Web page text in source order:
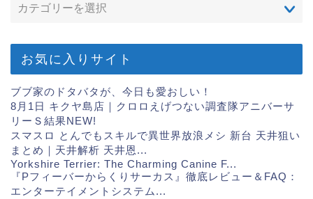
お気に入りサイト
ブブ家のドタバタが、今日も愛おしい！
8月1日 キクヤ島店｜クロロえげつない調査隊アニバーサ
リーＳ結果NEW!
スマスロ とんでもスキルで異世界放浪メシ 新台 天井狙い
まとめ｜天井解析 天井恩...
Yorkshire Terrier: The Charming Canine F...
『Pフィーバーからくりサーカス』徹底レビュー＆FAQ：
エンターテイメントシステム...